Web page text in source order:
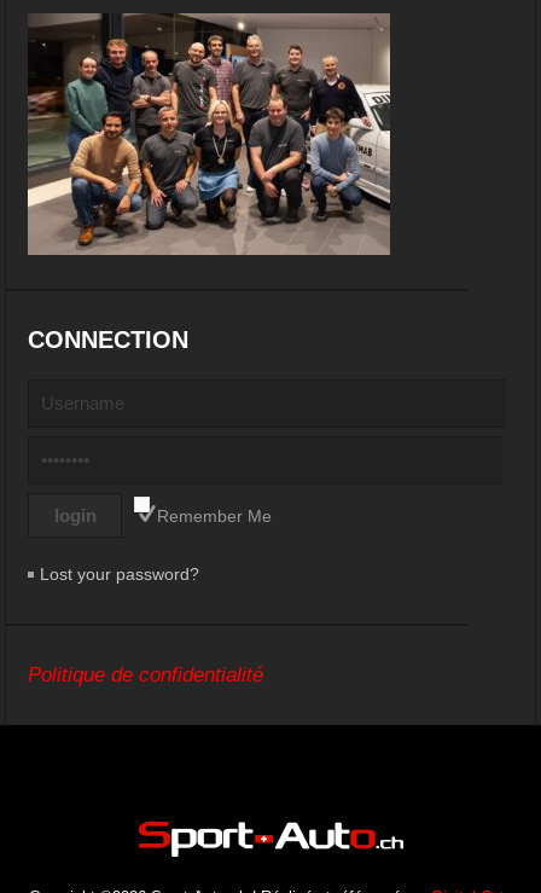
CONNECTION
Remember Me
Lost your password?
Politique de confidentialité